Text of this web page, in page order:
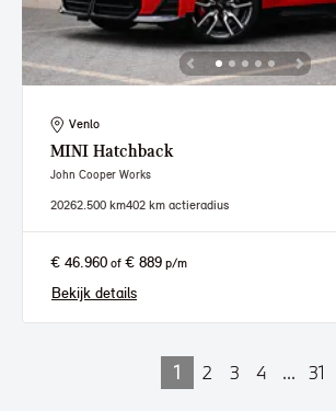
Venlo
MINI Hatchback
John Cooper Works
20262.500 km402 km actieradius
€ 46.960 of € 889 p/m
Bekijk details
1 2 3 4 ... 31